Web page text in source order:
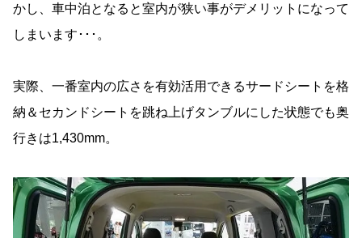
かし、車中泊となると室内が狭い事がデメリットになって
しまいます･･･。
実際、一番室内の広さを有効活用できるサードシートを格
納＆セカンドシートを跳ね上げタンブルにした状態でも奥
行きは1,430mm。